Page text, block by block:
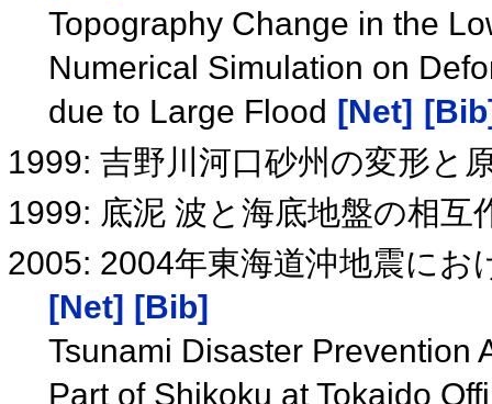
Topography Change in the
Numerical Simulation on
due to Large Flood [Net]
1999: 吉野川河口砂州の変形と
1999: 底泥 波と海底地盤の相互
2005: 2004年東海道沖地震にお
[Net] [Bib]
Tsunami Disaster Prevention
Part of Shikoku at Tokaido